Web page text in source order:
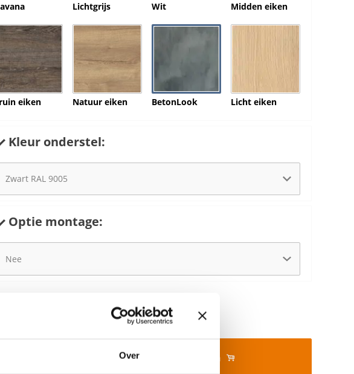
Over
Lichtgrijs Wit Midden eiken
eiken Natuur eiken BetonLook Licht eiken
Kleur onderstel:
Optie montage:
In mijn winkelwagen